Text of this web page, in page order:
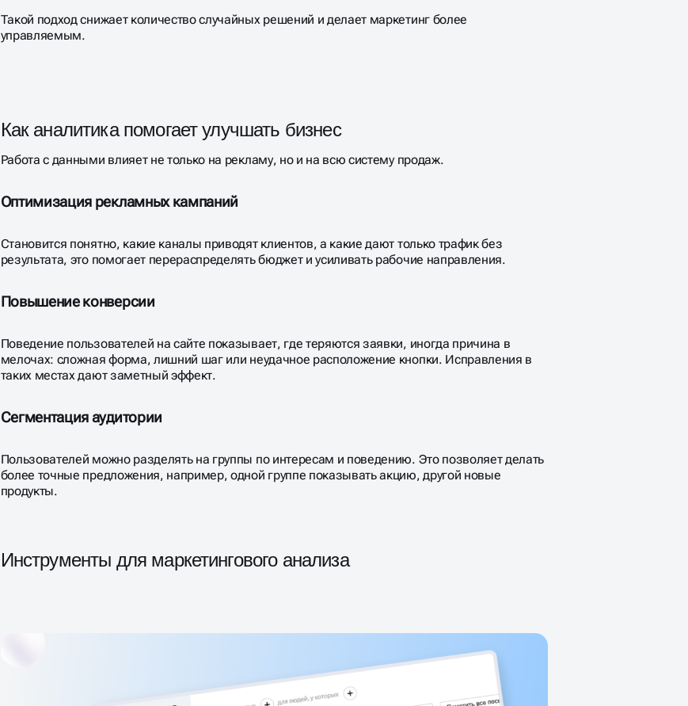
Такой подход снижает количество случайных решений и делает маркетинг более
управляемым.
Как аналитика помогает улучшать бизнес
Работа с данными влияет не только на рекламу, но и на всю систему продаж.
Оптимизация рекламных кампаний
Становится понятно, какие каналы приводят клиентов, а какие дают только трафик без
результата, это помогает перераспределять бюджет и усиливать рабочие направления.
Повышение конверсии
Поведение пользователей на сайте показывает, где теряются заявки, иногда причина в
мелочах: сложная форма, лишний шаг или неудачное расположение кнопки. Исправления в
таких местах дают заметный эффект.
Сегментация аудитории
Пользователей можно разделять на группы по интересам и поведению. Это позволяет делать
более точные предложения, например, одной группе показывать акцию, другой новые
продукты.
Инструменты для маркетингового анализа